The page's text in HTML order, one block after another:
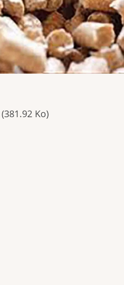
(381.92 Ko)